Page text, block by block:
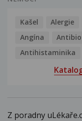
Kašel Alergie
Angína
Antihistaminika
Z poradny